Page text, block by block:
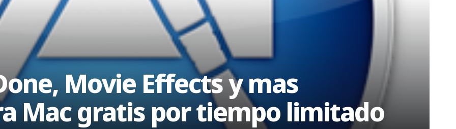
Movie Effects y mas
Mac gratis por tiempo limitado